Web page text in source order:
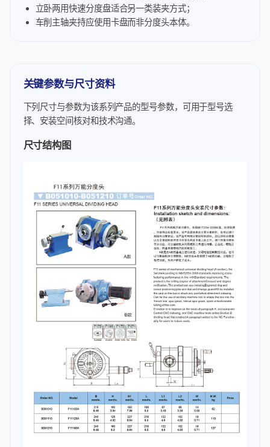
立卧两用快速分度盘适合另一类装夹方式；
车削主轴夹持应使用卡盘而非分度头本体。
关键参数与尺寸资料
下列尺寸与参数为该系列产品的型号参数，可用于型号选
择、安装空间核对和技术沟通。
尺寸结构图